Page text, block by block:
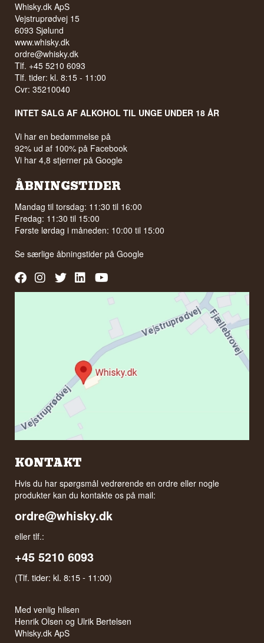
Whisky.dk ApS
Vejstruprødvej 15
6093 Sjølund
www.whisky.dk
ordre@whisky.dk
Tlf. +45 5210 6093
Tlf. tider: kl. 8:15 - 11:00
Cvr: 35210040
INTET SALG AF ALKOHOL TIL UNGE UNDER 18 ÅR
Vi har en bedømmelse på
92% ud af 100% på Facebook
Vi har 4,8 stjerner på Google
ÅBNINGSTIDER
Mandag til torsdag: 11:30 til 16:00
Fredag: 11:30 til 15:00
Første lørdag i måneden: 10:00 til 15:00
Se særlige åbningstider påGoogle
KONTAKT
Hvis du har spørgsmål vedrørende en ordre eller nogle
produkter kan du kontakte os på mail:
ordre@whisky.dk
eller tlf.:
+45 5210 6093
(Tlf. tider: kl. 8:15 - 11:00)
Med venlig hilsen
Henrik Olsen og Ulrik Bertelsen
Whisky.dk ApS